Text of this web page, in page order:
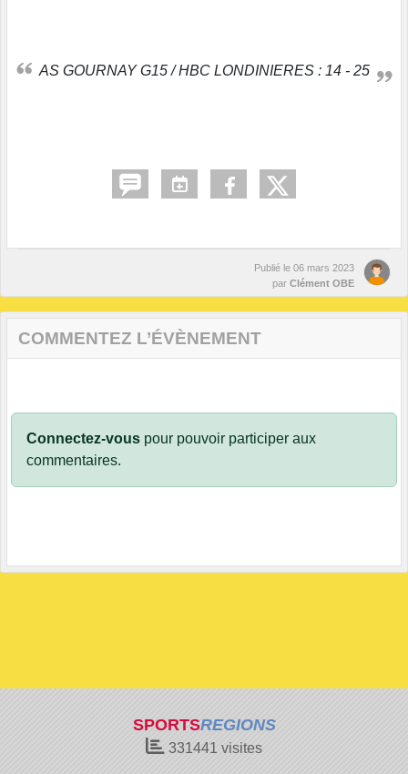
AS GOURNAY G15 / HBC LONDINIERES : 14 - 25
Publié le 06 mars 2023
par Clément OBE
COMMENTEZ L’ÉVÈNEMENT
Connectez-vous pour pouvoir participer aux
commentaires.
SPORTSREGIONS
331441 visites